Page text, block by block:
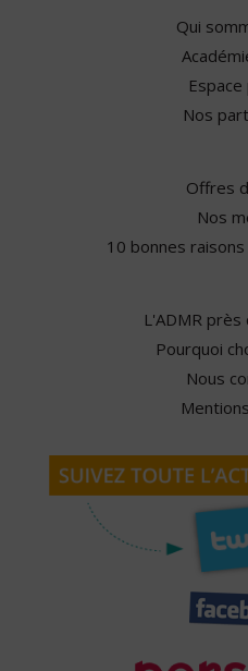
Qui
Nos
Offres
Nos
10 bonnes
L'ADMR
Pourquoi
Nous